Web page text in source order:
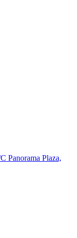
Panorama Plaza,